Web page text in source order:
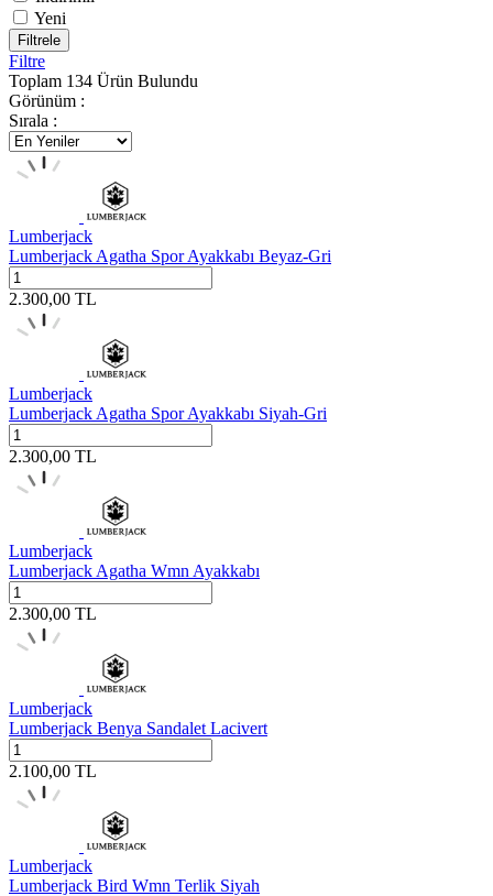
Yeni
Filtrele
Filtre
Toplam 134 Ürün Bulundu
Görünüm :
Sırala :
Lumberjack
Lumberjack Agatha Spor Ayakkabı Beyaz-Gri
2.300,00 TL
Lumberjack
Lumberjack Agatha Spor Ayakkabı Siyah-Gri
2.300,00 TL
Lumberjack
Lumberjack Agatha Wmn Ayakkabı
2.300,00 TL
Lumberjack
Lumberjack Benya Sandalet Lacivert
2.100,00 TL
Lumberjack
Lumberjack Bird Wmn Terlik Siyah